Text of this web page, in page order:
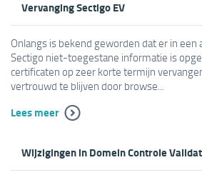
Vervanging Sectigo EV
Onlangs is bekend geworden dat er in een
Sectigo niet-toegestane informatie is
certificaten op zeer korte termijn
vertrouwd te blijven door browse...
Lees meer
Wijzigingen in Domein Controle